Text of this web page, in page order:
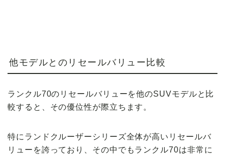
他モデルとのリセールバリュー比較
ランクル70のリセールバリューを他のSUVモデルと比
較すると、その優位性が際立ちます。
特にランドクルーザーシリーズ全体が高いリセールバ
リューを誇っており、その中でもランクル70は非常に